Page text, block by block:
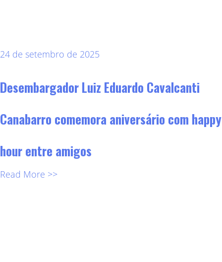
24 de setembro de 2025
Desembargador Luiz Eduardo Cavalcanti
Canabarro comemora aniversário com happy
hour entre amigos
Read More >>